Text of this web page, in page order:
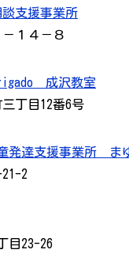
支援事業所
１４－８
成沢教室
丁目12番6号
発達支援事業所 ま
2
目23-26